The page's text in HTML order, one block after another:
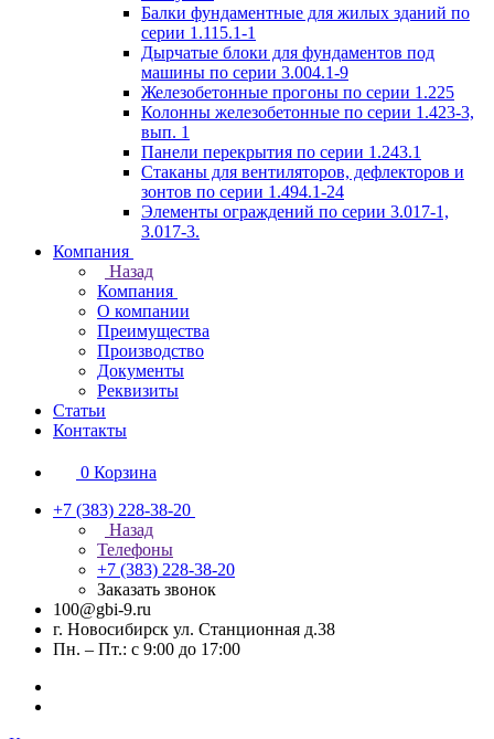
Балки фундаментные для жилых зданий по
серии 1.115.1-1
Дырчатые блоки для фундаментов под
машины по серии 3.004.1-9
Железобетонные прогоны по серии 1.225
Колонны железобетонные по серии 1.423-3,
вып. 1
Панели перекрытия по серии 1.243.1
Стаканы для вентиляторов, дефлекторов и
зонтов по серии 1.494.1-24
Элементы ограждений по серии 3.017-1,
3.017-3.
Компания
Назад
Компания
О компании
Преимущества
Производство
Документы
Реквизиты
Статьи
Контакты
0 Корзина
+7 (383) 228-38-20
Назад
Телефоны
+7 (383) 228-38-20
Заказать звонок
100@gbi-9.ru
г. Новосибирск ул. Станционная д.38
Пн. – Пт.: с 9:00 до 17:00